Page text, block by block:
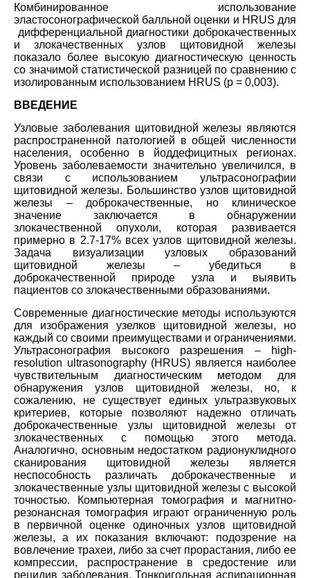
Комбинированное использование
эластосонографической балльной оценки и HRUS для
дифференциальной диагностики доброкачественных
и злокачественных узлов щитовидной железы
показало более высокую диагностическую ценность
со значимой статистической разницей по сравнению с
изолированным использованием HRUS (р = 0,003).
ВВЕДЕНИЕ
Узловые заболевания щитовидной железы являются
распространенной патологией в общей численности
населения, особенно в йоддефицитных регионах.
Уровень заболеваемости значительно увеличился, в
связи с использованием ультрасонографии
щитовидной железы. Большинство узлов щитовидной
железы – доброкачественные, но клиническое
значение заключается в обнаружении
злокачественной опухоли, которая развивается
примерно в 2.7-17% всех узлов щитовидной железы.
Задача визуализации узловых образований
щитовидной железы – убедиться в
доброкачественной природе узла и выявить
пациентов со злокачественными образованиями.
Современные диагностические методы используются
для изображения узелков щитовидной железы, но
каждый со своими преимуществами и ограничениями.
Ультрасонография высокого разрешения – high-
resolution ultrasonography (HRUS) является наиболее
чувствительным диагностическим методом для
обнаружения узлов щитовидной железы, но, к
сожалению, не существует единых ультразвуковых
критериев, которые позволяют надежно отличать
доброкачественные узлы щитовидной железы от
злокачественных с помощью этого метода.
Аналогично, основным недостатком радионуклидного
сканирования щитовидной железы является
неспособность различать доброкачественные и
злокачественные узлы щитовидной железы с высокой
точностью. Компьютерная томография и магнитно-
резонансная томография играют ограниченную роль
в первичной оценке одиночных узлов щитовидной
железы, а их показания включают: подозрение на
вовлечение трахеи, либо за счет прорастания, либо ее
компрессии, распространение в средостение или
рецидив заболевания. Тонкоигольная аспирационная